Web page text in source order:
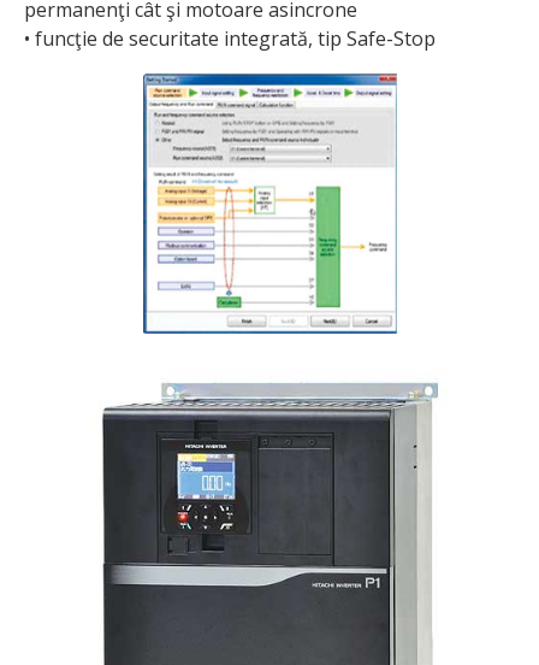
permanenţi cât şi motoare asincrone
• funcţie de securitate integrată, tip Safe-Stop